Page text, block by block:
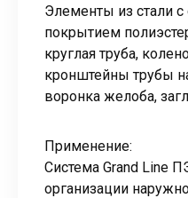
Элементы из стали
покрытием
круглая труба,
кронштейны трубы
воронка желоба,
Применение:
Система Grand Line
организации